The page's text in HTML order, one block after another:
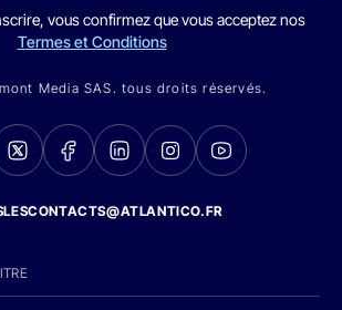
vous confirmez que vous acceptez nos
Termes et Conditions
Media SAS. tous droits réservés.